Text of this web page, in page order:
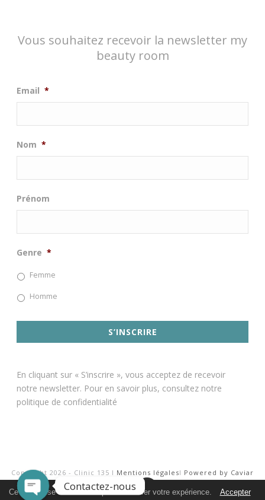
Vous souhaitez recevoir la newsletter my
beauty room
Email *
Nom *
Prénom
Genre *
Femme
Homme
En cliquant sur « S’inscrire », vous acceptez de recevoir
notre newsletter. Pour en savoir plus, consultez notre
politique de confidentialité
Copyright 2026 - Clinic 135 I Mentions légalesI Powered by Caviar
Agency
Ce site utilise des cookies pour améliorer votre expérience. Accepter
Contactez-nous